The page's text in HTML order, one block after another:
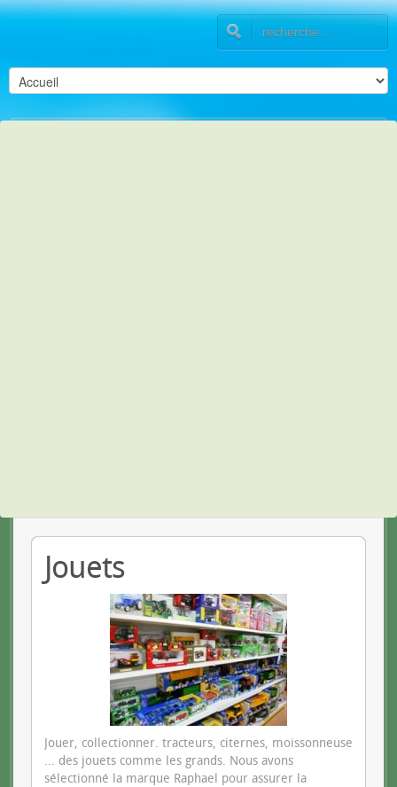
Jouets
Jouer, collectionner. tracteurs, citernes, moissonneuse
... des jouets comme les grands. Nous avons
sélectionné la marque Raphael pour assurer la